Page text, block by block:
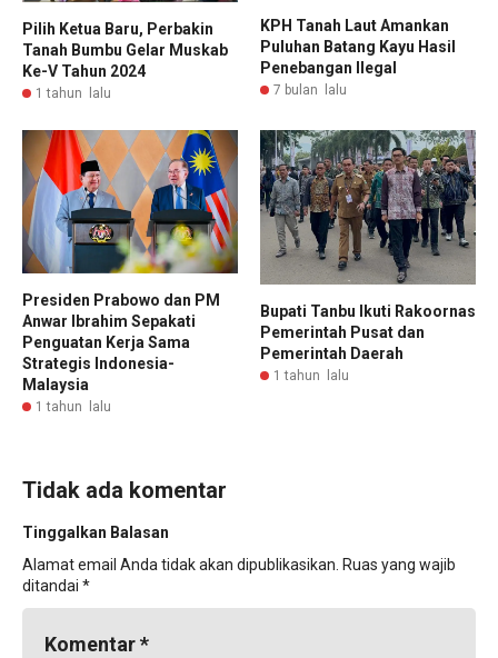
Pilih Ketua Baru, Perbakin
Tanah Bumbu Gelar Muskab
Ke-V Tahun 2024
1 tahun lalu
KPH Tanah Laut Amankan
Puluhan Batang Kayu Hasil
Penebangan Ilegal
7 bulan lalu
Presiden Prabowo dan PM
Anwar Ibrahim Sepakati
Penguatan Kerja Sama
Strategis Indonesia-
Malaysia
1 tahun lalu
Bupati Tanbu Ikuti Rakoornas
Pemerintah Pusat dan
Pemerintah Daerah
1 tahun lalu
Tidak ada komentar
Tinggalkan Balasan
Alamat email Anda tidak akan dipublikasikan. Ruas yang wajib
ditandai *
Komentar*